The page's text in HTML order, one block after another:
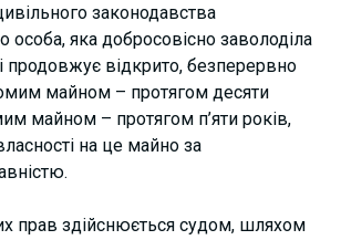
законодавства
особа, яка добросовісно заволоділа
відкрито, безперервно
майном – протягом десяти
майном – протягом п’яти років,
на це майно за
прав здійснюється судом, шляхом